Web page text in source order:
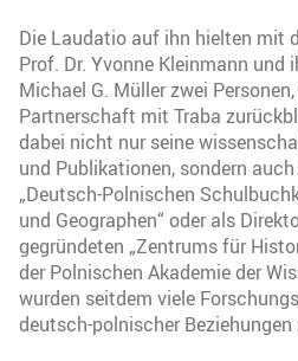
Die Laudatio auf ihn hielten mit
Prof. Dr. Yvonne Kleinmann und
Michael G. Müller zwei
Partnerschaft mit Traba
dabei nicht nur seine
und Publikationen, sondern
„Deutsch-Polnischen
und Geographen“ oder als
gegründeten „Zentrums für
der Polnischen Akademie der
wurden seitdem viele
deutsch-polnischer Beziehungen